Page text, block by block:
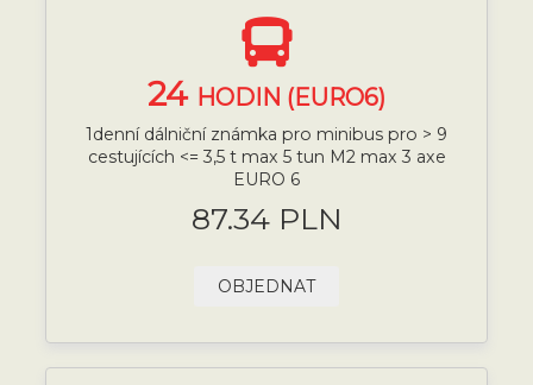
24 HODIN (EURO6)
1denní dálniční známka pro minibus pro > 9
cestujících <= 3,5 t max 5 tun M2 max 3 axe
EURO 6
87.34 PLN
OBJEDNAT